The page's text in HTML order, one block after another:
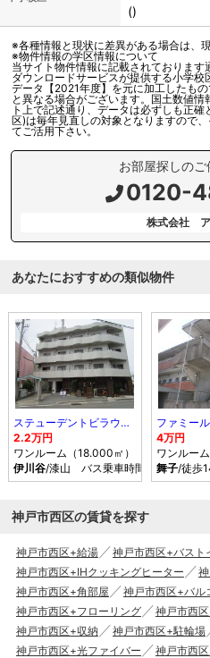
()
※各種情報と現状に差異がある場合は、
※物件情報の学区情報について
当サイト物件情報に記載されておりま
ダウンロードサービスが提供する小学
データ【2021年度】を元に加工したも
と異なる場合がございます。国土数値
ト上で記述通り、データは必ずしも正
区)は毎年見直しの対象となりますので
てご活用下さい。
お部屋探しのご
0120-
株式会社
あなたにおすすめの類似物件
ステューデントビラウィング
2.2万円
ワンルーム（18.000㎡）
伊川谷/漆山 バス乗車時間14分 停歩
ファミー
4万円
ワンルー
舞子/徒歩
神戸市西区の賃貸を探す
神戸市西区+給湯 神戸市西区+バスト
神戸市西区+IHクッキングヒーター
神戸市西区+角部屋
神戸市西区+バル
神戸市西区+フローリング
神戸市西
神戸市西区+収納
神戸市西区+駐輪場
神戸市西区+光ファイバー
神戸市西